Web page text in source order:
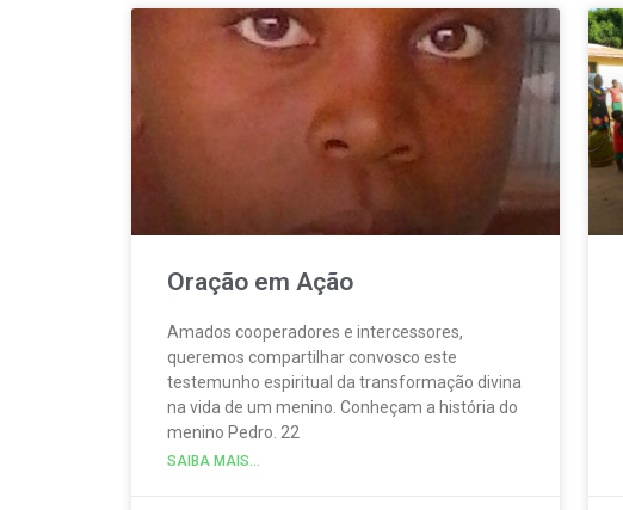
Oração em Ação
Amados cooperadores e intercessores,
queremos compartilhar convosco este
testemunho espiritual da transformação divina
na vida de um menino. Conheçam a história do
menino Pedro. 22
SAIBA MAIS...